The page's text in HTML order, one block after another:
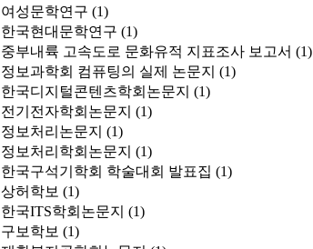
여성문학연구 (1)
한국현대문학연구 (1)
중부내륙 고속도로 문화유적 지표조사 보고서 (1)
정보과학회 컴퓨팅의 실제 논문지 (1)
한국디지털콘텐츠학회논문지 (1)
전기전자학회논문지 (1)
정보처리논문지 (1)
정보처리학회논문지 (1)
한국구석기학회 학술대회 발표집 (1)
상허학보 (1)
한국ITS학회논문지 (1)
구보학보 (1)